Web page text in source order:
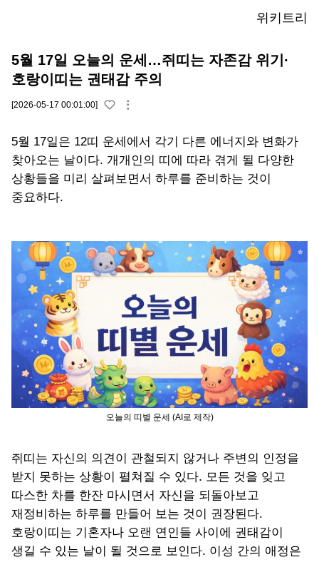
위키트리
5월 17일 오늘의 운세…쥐띠는 자존감 위기·
호랑이띠는 권태감 주의
[2026-05-17 00:01:00]
5월 17일은 12띠 운세에서 각기 다른 에너지와 변화가
찾아오는 날이다. 개개인의 띠에 따라 겪게 될 다양한
상황들을 미리 살펴보면서 하루를 준비하는 것이
중요하다.
오늘의 띠별 운세 (AI로 제작)
쥐띠는 자신의 의견이 관철되지 않거나 주변의 인정을
받지 못하는 상황이 펼쳐질 수 있다. 모든 것을 잊고
따스한 차를 한잔 마시면서 자신을 되돌아보고
재정비하는 하루를 만들어 보는 것이 권장된다.
호랑이띠는 기혼자나 오랜 연인들 사이에 권태감이
생길 수 있는 날이 될 것으로 보인다. 이성 간의 애정은